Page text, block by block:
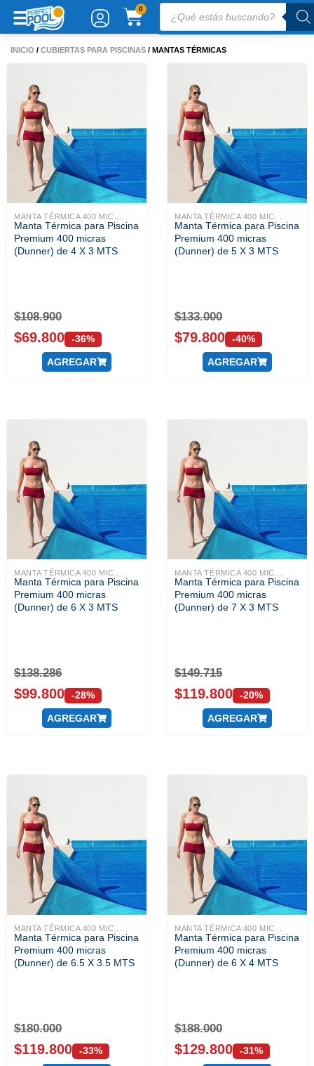
0
CARRITO
productos
INICIO / CUBIERTAS PARA PISCINAS / MANTAS TÉRMICAS
MANTA TÉRMICA 400 MIC...
Manta Térmica para Piscina
Premium 400 micras
(Dunner) de 4 X 3 MTS
$108.900
$69.800 -36%
AGREGAR
MANTA TÉRMICA 400 MIC...
Manta Térmica para Piscina
Premium 400 micras
(Dunner) de 5 X 3 MTS
$133.000
$79.800 -40%
AGREGAR
MANTA TÉRMICA 400 MIC...
Manta Térmica para Piscina
Premium 400 micras
(Dunner) de 6 X 3 MTS
$138.286
$99.800 -28%
AGREGAR
MANTA TÉRMICA 400 MIC...
Manta Térmica para Piscina
Premium 400 micras
(Dunner) de 7 X 3 MTS
$149.715
$119.800 -20%
AGREGAR
MANTA TÉRMICA 400 MIC...
Manta Térmica para Piscina
Premium 400 micras
(Dunner) de 6.5 X 3.5 MTS
$180.000
$119.800 -33%
MANTA TÉRMICA 400 MIC...
Manta Térmica para Piscina
Premium 400 micras
(Dunner) de 6 X 4 MTS
$188.000
$129.800 -31%